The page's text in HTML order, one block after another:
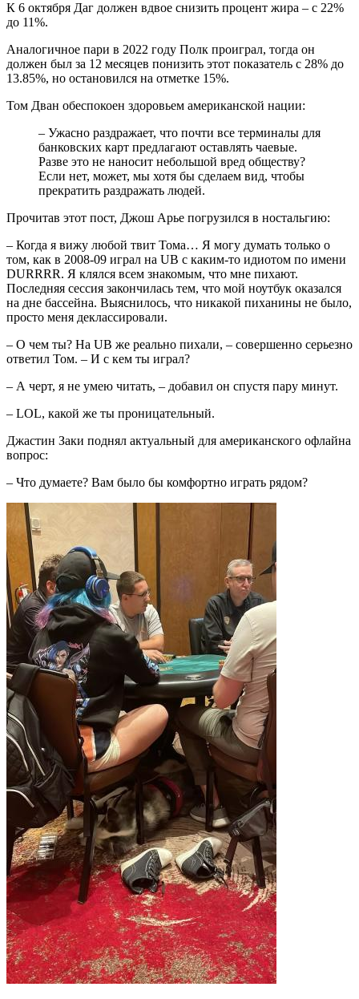
К 6 октября Даг должен вдвое снизить процент жира – с 22%
до 11%.
Аналогичное пари в 2022 году Полк проиграл, тогда он
должен был за 12 месяцев понизить этот показатель с 28% до
13.85%, но остановился на отметке 15%.
Том Дван обеспокоен здоровьем американской нации:
– Ужасно раздражает, что почти все терминалы для
банковских карт предлагают оставлять чаевые.
Разве это не наносит небольшой вред обществу?
Если нет, может, мы хотя бы сделаем вид, чтобы
прекратить раздражать людей.
Прочитав этот пост, Джош Арье погрузился в ностальгию:
– Когда я вижу любой твит Тома… Я могу думать только о
том, как в 2008-09 играл на UB с каким-то идиотом по имени
DURRRR. Я клялся всем знакомым, что мне пихают.
Последняя сессия закончилась тем, что мой ноутбук оказался
на дне бассейна. Выяснилось, что никакой пиханины не было,
просто меня деклассировали.
– О чем ты? На UB же реально пихали, – совершенно серьезно
ответил Том. – И с кем ты играл?
– А черт, я не умею читать, – добавил он спустя пару минут.
– LOL, какой же ты проницательный.
Джастин Заки поднял актуальный для американского офлайна
вопрос:
– Что думаете? Вам было бы комфортно играть рядом?